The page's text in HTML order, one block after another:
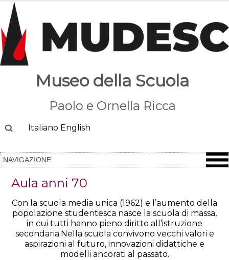
Museo della Scuola
Paolo e Ornella Ricca
CercaItaliano English
Aula anni 70
Con la scuola media unica (1962) e l’aumento della
popolazione studentesca nasce la scuola di massa,
in cui tutti hanno pieno diritto all’istruzione
secondaria.Nella scuola convivono vecchi valori e
aspirazioni al futuro, innovazioni didattiche e
modelli ancorati al passato.